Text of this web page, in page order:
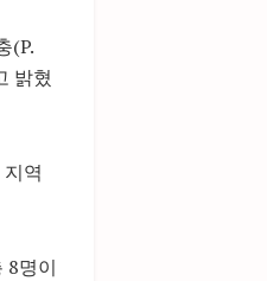
(P.
밝혔
역
8명이